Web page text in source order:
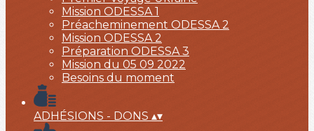
Mission ODESSA 1
Préacheminement ODESSA 2
Mission ODESSA 2
Préparation ODESSA 3
Mission du 05 09 2022
Besoins du moment
ADHÉSIONS - DONS ▴▾